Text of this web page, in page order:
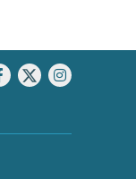
Facebook
X Instagram